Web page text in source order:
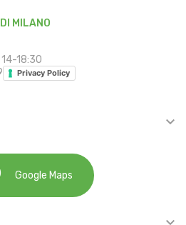
MILANO
18:30
Privacy Policy

Google Maps